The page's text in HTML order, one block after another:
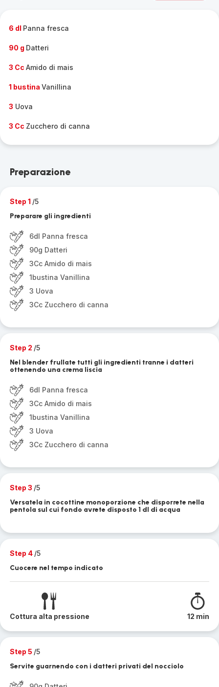
6 dl Panna fresca
90 g Datteri
3 Cc Amido di mais
1 bustina Vanillina
3 Uova
3 Cc Zucchero di canna
Preparazione
Step 1 /5
Preparare gli ingredienti
6dl Panna fresca
90g Datteri
3Cc Amido di mais
1bustina Vanillina
3 Uova
3Cc Zucchero di canna
Step 2 /5
Nel blender frullate tutti gli ingredienti tranne i datteri
ottenendo una crema liscia
6dl Panna fresca
3Cc Amido di mais
1bustina Vanillina
3 Uova
3Cc Zucchero di canna
Step 3 /5
Versatela in cocottine monoporzione che disporrete nella
pentola sul cui fondo avrete disposto 1 dl di acqua
Step 4 /5
Cuocere nel tempo indicato
Cottura alta pressione 12 min
Step 5 /5
Servite guarnendo con i datteri privati del nocciolo